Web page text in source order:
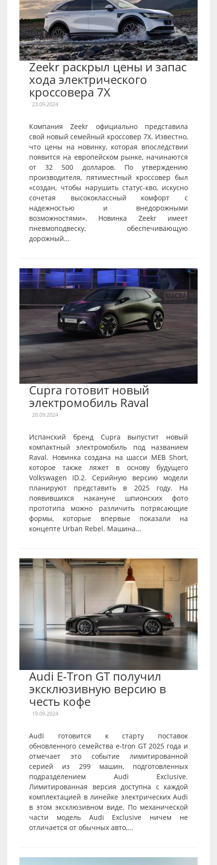
Zeekr раскрыл цены и запас
хода электрического
кроссовера 7X
23.09.2024
Компания Zeekr официально представила
свой новый семейный кроссовер 7X. Известно,
что цены на новинку, которая впоследствии
появится на европейском рынке, начинаются
от 32 500 долларов. По утверждению
производителя, пятиместный кроссовер был
«создан, чтобы нарушить статус-кво, искусно
сочетая высококлассный комфорт с
надежностью и внедорожными
возможностями». Новинка Zeekr имеет
пневмоподвеску, обеспечивающую
дорожный...
Cupra готовит новый
электромобиль Raval
20.09.2024
Испанский бренд Cupra выпустит новый
компактный электромобиль под названием
Raval. Новинка создана на шасси MEB Short,
которое также ляжет в основу будущего
Volkswagen ID.2. Серийную версию модели
планируют представить в 2025 году. На
появившихся накануне шпионских фото
прототипа можно различить потрясающие
формы, которые впервые показали на
концепте Urban Rebel. Машина...
Audi E-Tron GT получил
эксклюзивную версию в
честь кофе
19.09.2024
Audi готовится к старту поставок
обновленного семейства e-tron GT 2025 года и
отмечает это событие лимитированной
серией из 299 машин, подготовленных
подразделением Audi Exclusive.
Лимитированная версия доступна с каждой
комплектацией в линейке электрических Audi
в этом эксклюзивном виде. По механической
части модель Audi Exclusive ничем не
отличается от обычных авто,...